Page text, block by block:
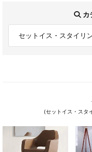
カ
セットイス・スタイリ
(セットイス・スタ